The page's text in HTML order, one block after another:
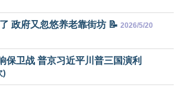
政府又忽悠养老靠街坊 📝 2026/5/20
保卫战 普京习近平川普三国演利
)